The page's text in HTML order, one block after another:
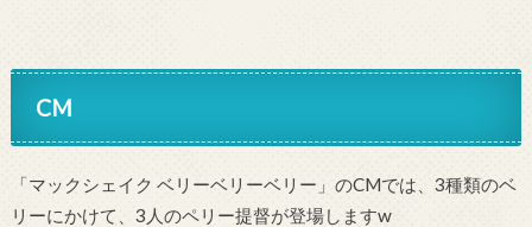
CM
「マックシェイク ベリーベリーベリー」のCMでは、3種類のベ
リーにかけて、3人のペリー提督が登場しますw